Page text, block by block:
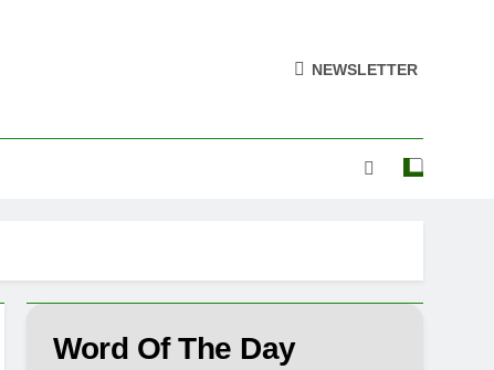
NEWSLETTER
Word Of The Day